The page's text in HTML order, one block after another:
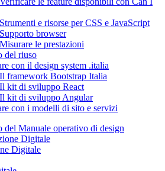
e risorse per CSS e JavaScript
browser
le prestazioni
del riuso
con il design system .italia
framework Bootstrap Italia
kit di sviluppo React
kit di sviluppo Angular
con i modelli di sito e servizi
del Manuale operativo di design
Digitale